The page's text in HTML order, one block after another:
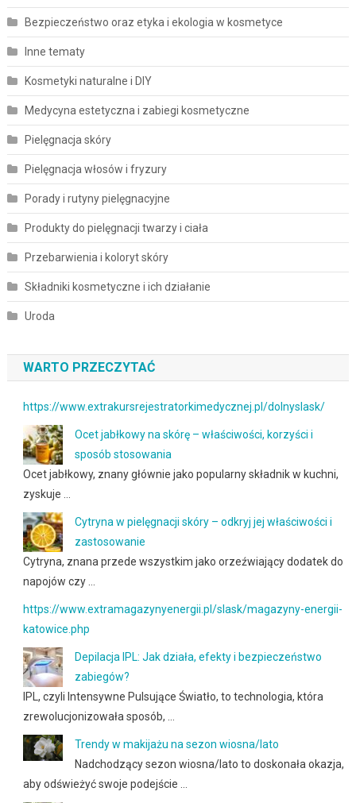
Bezpieczeństwo oraz etyka i ekologia w kosmetyce
Inne tematy
Kosmetyki naturalne i DIY
Medycyna estetyczna i zabiegi kosmetyczne
Pielęgnacja skóry
Pielęgnacja włosów i fryzury
Porady i rutyny pielęgnacyjne
Produkty do pielęgnacji twarzy i ciała
Przebarwienia i koloryt skóry
Składniki kosmetyczne i ich działanie
Uroda
WARTO PRZECZYTAĆ
https://www.extrakursrejestratorkimedycznej.pl/dolnyslask/
Ocet jabłkowy na skórę – właściwości, korzyści i
sposób stosowania
Ocet jabłkowy, znany głównie jako popularny składnik w kuchni,
zyskuje …
Cytryna w pielęgnacji skóry – odkryj jej właściwości i
zastosowanie
Cytryna, znana przede wszystkim jako orzeźwiający dodatek do
napojów czy …
https://www.extramagazynyenergii.pl/slask/magazyny-energii-
katowice.php
Depilacja IPL: Jak działa, efekty i bezpieczeństwo
zabiegów?
IPL, czyli Intensywne Pulsujące Światło, to technologia, która
zrewolucjonizowała sposób, …
Trendy w makijażu na sezon wiosna/lato
Nadchodzący sezon wiosna/lato to doskonała okazja,
aby odświeżyć swoje podejście …